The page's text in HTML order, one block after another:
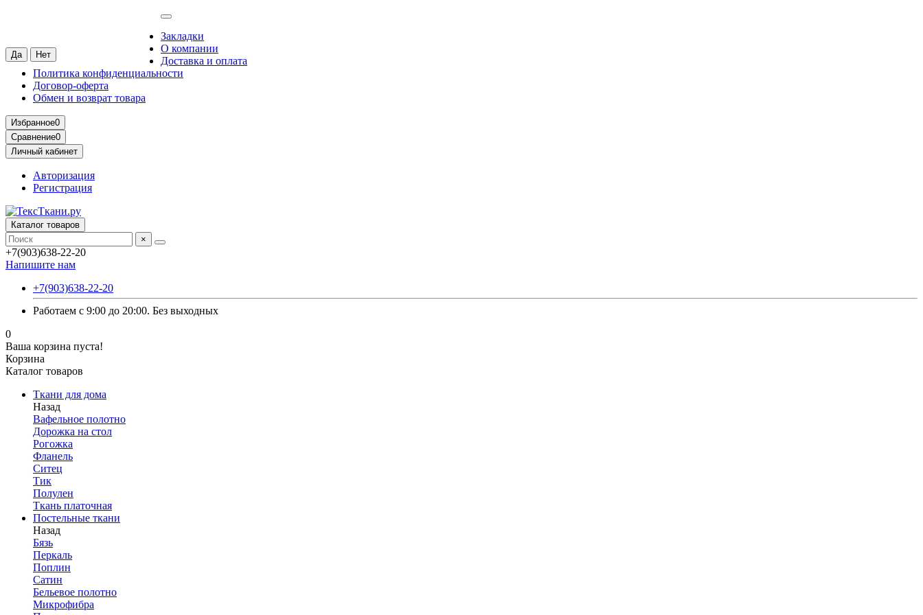
Закладки
О компании
Доставка и оплата
Политика конфиденциальности
Договор-оферта
Обмен и возврат товара
Избранное0
Сравнение0
Личный кабинет
Авторизация
Регистрация
Каталог товаров
×
+7(903)638-22-20
Напишите нам
+7(903)638-22-20
Работаем с 9:00 до 20:00. Без выходных
0
Ваша корзина пуста!
Корзина
Каталог товаров
Ткани для дома
Назад
Вафельное полотно
Дорожка на стол
Рогожка
Фланель
Ситец
Тик
Полулен
Ткань платочная
Постельные ткани
Назад
Бязь
Перкаль
Поплин
Сатин
Бельевое полотно
Микрофибра